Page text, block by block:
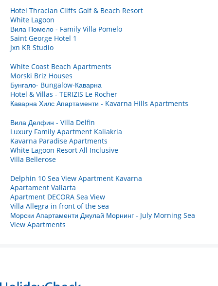
Hotel Thracian Cliffs Golf & Beach Resort
White Lagoon
Вила Помело - Family Villa Pomelo
Saint George Hotel 1
Jxn KR Studio
White Coast Beach Apartments
Morski Briz Houses
Бунгало- Bungalow-Каварна
Hotel & Villas - TERIZIS Le Rocher
Каварна Хилс Апартаменти - Kavarna Hills Apartments
Вила Делфин - Villa Delfin
Luxury Family Apartment Kaliakria
Kavarna Paradise Apartments
White Lagoon Resort All Inclusive
Villa Bellerose
Delphin 10 Sea View Apartment Kavarna
Apartament Vallarta
Apartment DECORA Sea View
Villa Allegra in front of the sea
Морски Апартаменти Джулай Морнинг - July Morning Sea
View Apartments